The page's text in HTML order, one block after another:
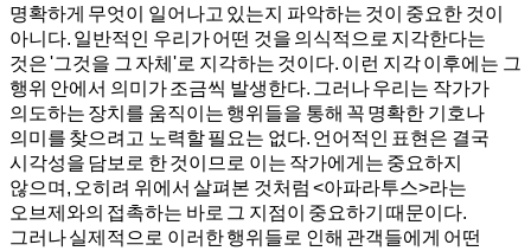
명확하게 무엇이 일어나고 있는지 파악하는 것이 중요한 것이
아니다. 일반적인 우리가 어떤 것을 의식적으로 지각한다는
것은 '그것을 그 자체'로 지각하는 것이다. 이런 지각 이후에는 그
행위 안에서 의미가 조금씩 발생한다. 그러나 우리는 작가가
의도하는 장치를 움직이는 행위들을 통해 꼭 명확한 기호나
의미를 찾으려고 노력할 필요는 없다. 언어적인 표현은 결국
시각성을 담보로 한 것이므로 이는 작가에게는 중요하지
않으며, 오히려 위에서 살펴본 것처럼 <아파라투스>라는
오브제와의 접촉하는 바로 그 지점이 중요하기 때문이다.
그러나 실제적으로 이러한 행위들로 인해 관객들에게 어떤